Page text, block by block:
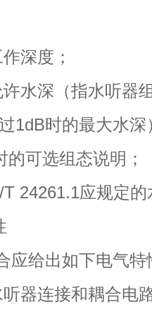
深度；
水深（指水听器
1dB时的最大水深
可选组态说明；
应规定的
给出如下电气特
器连接和耦合电